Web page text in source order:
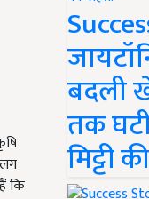
कि
बदली
तक
मिट्टी